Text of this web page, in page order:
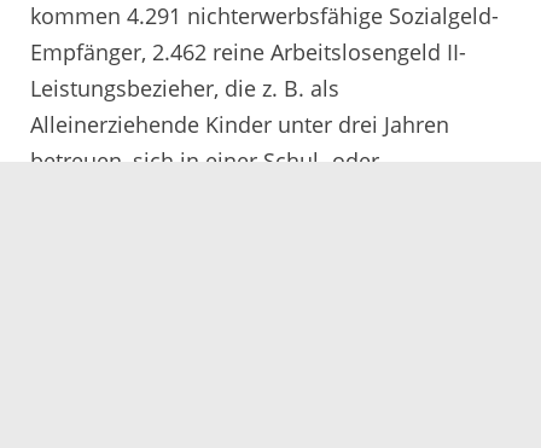
kommen 4.291 nichterwerbsfähige Sozialgeld-
Empfänger, 2.462 reine Arbeitslosengeld II-
Leistungsbezieher, die z. B. als
Alleinerziehende Kinder unter drei Jahren
betreuen, sich in einer Schul- oder